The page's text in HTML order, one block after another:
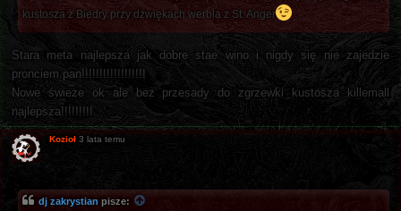
kustosza z Biedry przy dźwiękach werbla z St. Anger
Stara meta najlepsza jak dobre stae wino i nigdy się nie zajedzie
pronciem pan!!!!!!!!!!!!!!!!!!
Nowe świeże ok ale bez przesady do zgrzewki kustosza killemall
najlepsza!!!!!!!!!
Kozioł 3 lata temu
dj zakrystian pisze: